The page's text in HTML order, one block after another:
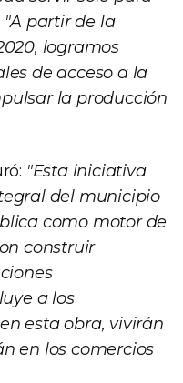
"A partir de la
logramos
de acceso a la
la producción
"Esta iniciativa
del municipio
como motor de
construir
a los
esta obra, vivirán
en los comercios